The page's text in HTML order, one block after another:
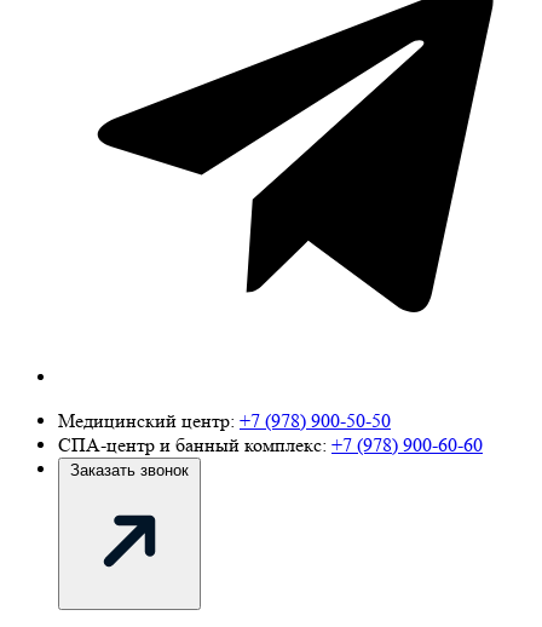
Медицинский центр: +7 (978) 900-50-50
СПА-центр и банный комплекс: +7 (978) 900-60-60
Заказать звонок